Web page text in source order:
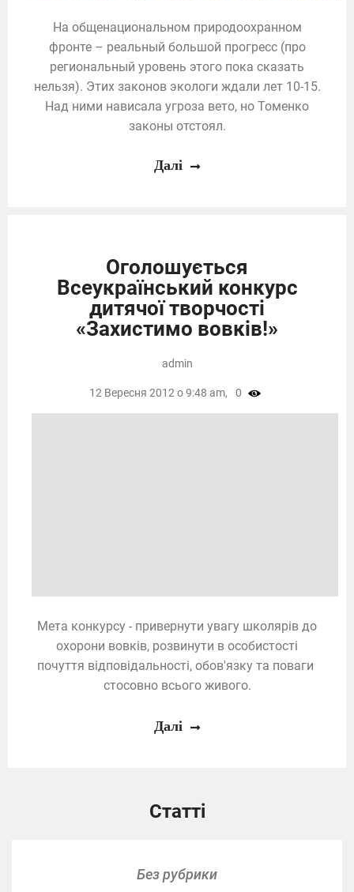
На общенациональном природоохранном
фронте – реальный большой прогресс (про
региональный уровень этого пока сказать
нельзя). Этих законов экологи ждали лет 10-15.
Над ними нависала угроза вето, но Томенко
законы отстоял.
Далі
Оголошується
Всеукраїнський конкурс
дитячої творчості
«Захистимо вовків!»
Мета конкурсу - привернути увагу школярів до
охорони вовків, розвинути в особистості
почуття відповідальності, обов'язку та поваги
стосовно всього живого.
admin
12 Вересня 2012 о 9:48 am, 0
Далі
Статті
Без рубрики